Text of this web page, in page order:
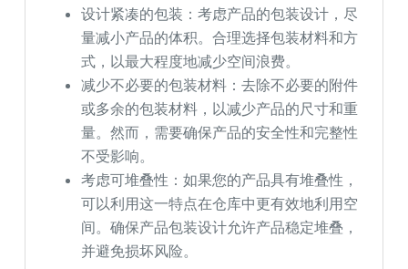
设计紧凑的包装：考虑产品的包装设计，尽
量减小产品的体积。合理选择包装材料和方
式，以最大程度地减少空间浪费。
减少不必要的包装材料：去除不必要的附件
或多余的包装材料，以减少产品的尺寸和重
量。然而，需要确保产品的安全性和完整性
不受影响。
考虑可堆叠性：如果您的产品具有堆叠性，
可以利用这一特点在仓库中更有效地利用空
间。确保产品包装设计允许产品稳定堆叠，
并避免损坏风险。